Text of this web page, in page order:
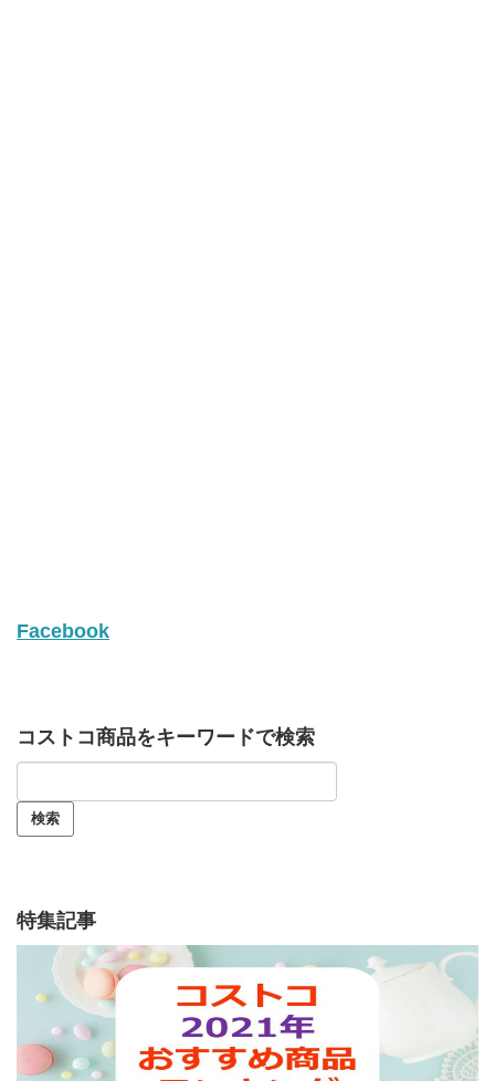
Facebook
コストコ商品をキーワードで検索
特集記事